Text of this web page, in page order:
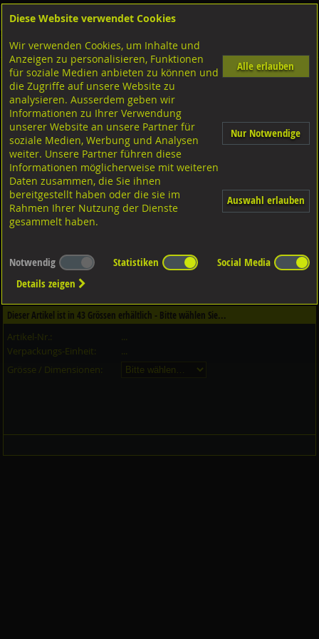
Shop Schraubtechnik für den Akustik- und Trockenbau
Gewindestangen metrisch4.6 Stahl verzinkt, DIN976-1
Dieser Artikel ist in 3Qualitäten erhältlich - Bitte wählen Sie...
Qualität / Oberfläche
Dieser Artikel ist in43 Grössen erhältlich - Bitte wählen Sie...
Artikel-Nr.:
...
Verpackungs-Einheit:
...
Grösse / Dimensionen:
Diese Website verwendet Cookies
Wir verwenden Cookies, um Inhalte und
Anzeigen zu personalisieren, Funktionen
für soziale Medien anbieten zu können und
die Zugriffe auf unsere Website zu
analysieren. Ausserdem geben wir
Informationen zu Ihrer Verwendung
unserer Website an unsere Partner für
soziale Medien, Werbung und Analysen
weiter. Unsere Partner führen diese
Informationen möglicherweise mit weiteren
Daten zusammen, die Sie ihnen
bereitgestellt haben oder die sie im
Rahmen Ihrer Nutzung der Dienste
gesammelt haben.
Alle erlauben
Nur Notwendige
Auswahl erlauben
Notwendig Statistiken
Social Media
Details zeigen